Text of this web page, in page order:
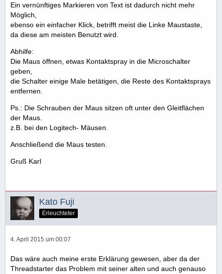
Ein vernünftiges Markieren von Text ist dadurch nicht mehr
Möglich,
ebenso ein einfacher Klick, betrifft meist die Linke Maustaste,
da diese am meisten Benutzt wird.
Abhilfe:
Die Maus öffnen, etwas Kontaktspray in die Microschalter
geben,
die Schalter einige Male betätigen, die Reste des Kontaktsprays
entfernen.
Ps.: Die Schrauben der Maus sitzen oft unter den Gleitflächen
der Maus.
z.B. bei den Logitech- Mäusen.
Anschließend die Maus testen.
Gruß Karl
Kato Fuji
Erleuchteter
4. April 2015 um 00:07
Das wäre auch meine erste Erklärung gewesen, aber da der
Threadstarter das Problem mit seiner alten und auch genauso